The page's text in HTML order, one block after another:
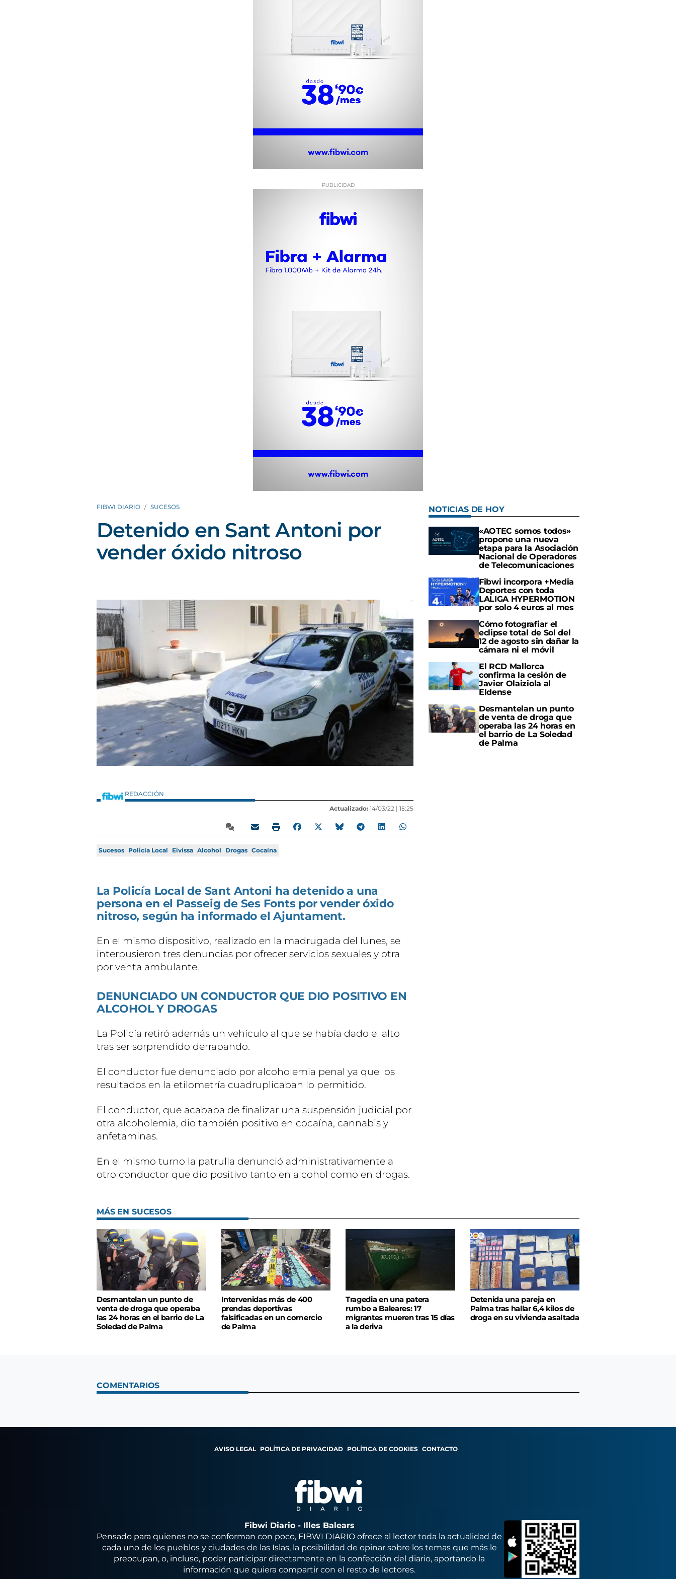
FIBWI DIARIO SUCESOS
Detenido en Sant Antoni por
vender óxido nitroso
REDACCIÓN
Actualizado: 14/03/22 | 15:25
Sucesos Policía Local Eivissa Alcohol Drogas Cocaína
La Policía Local de Sant Antoni ha detenido a una
persona en el Passeig de Ses Fonts por vender óxido
nitroso, según ha informado el Ajuntament.
En el mismo dispositivo, realizado en la madrugada del lunes, se
interpusieron tres denuncias por ofrecer servicios sexuales y otra
por venta ambulante.
DENUNCIADO UN CONDUCTOR QUE DIO POSITIVO EN
ALCOHOL Y DROGAS
La Policía retiró además un vehículo al que se había dado el alto
tras ser sorprendido derrapando.
El conductor fue denunciado por alcoholemia penal ya que los
resultados en la etilometría cuadruplicaban lo permitido.
El conductor, que acababa de finalizar una suspensión judicial por
otra alcoholemia, dio también positivo en cocaína, cannabis y
anfetaminas.
En el mismo turno la patrulla denunció administrativamente a
otro conductor que dio positivo tanto en alcohol como en drogas.
NOTICIAS DE HOY
«AOTEC somos todos»
propone una nueva
etapa para la Asociación
Nacional de Operadores
de Telecomunicaciones
Fibwi incorpora +Media
Deportes con toda
LALIGA HYPERMOTION
por solo 4 euros al mes
Cómo fotografiar el
eclipse total de Sol del
12 de agosto sin dañar la
cámara ni el móvil
El RCD Mallorca
confirma la cesión de
Javier Olaiziola al
Eldense
Desmantelan un punto
de venta de droga que
operaba las 24 horas en
el barrio de La Soledad
de Palma
MÁS EN SUCESOS
Desmantelan un punto de
venta de droga que operaba
las 24 horas en el barrio de La
Soledad de Palma
Intervenidas más de 400
prendas deportivas
falsificadas en un comercio
de Palma
Tragedia en una patera
rumbo a Baleares: 17
migrantes mueren tras 15 días
a la deriva
Detenida una pareja en
Palma tras hallar 6,4 kilos de
droga en su vivienda asaltada
COMENTARIOS
AVISO LEGAL POLÍTICA DE PRIVACIDAD POLÍTICA DE COOKIES CONTACTO
Fibwi Diario - Illes Balears
Pensado para quienes no se conforman con poco, FIBWI DIARIO ofrece al lector toda la actualidad de
cada uno de los pueblos y ciudades de las Islas, la posibilidad de opinar sobre los temas que más le
preocupan, o, incluso, poder participar directamente en la confección del diario, aportando la
información que quiera compartir con el resto de lectores.